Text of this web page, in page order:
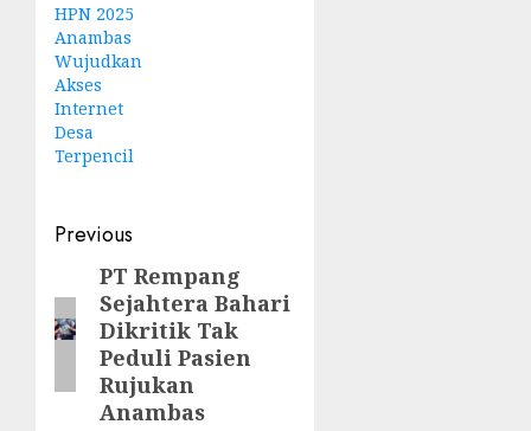
HPN 2025
Anambas
Wujudkan
Akses
Internet
Desa
Terpencil
Post
navigation
Previous
Previous
post:
PT Rempang
Sejahtera Bahari
Dikritik Tak
Peduli Pasien
Rujukan
Anambas